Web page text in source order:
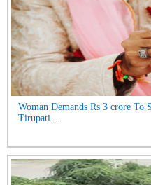
Woman Demands Rs 3 crore To
Tirupati...